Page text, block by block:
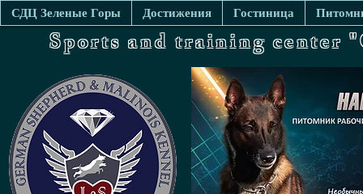
СДЦ Зеленые Горы Достижения Гостиница
Sports and training center